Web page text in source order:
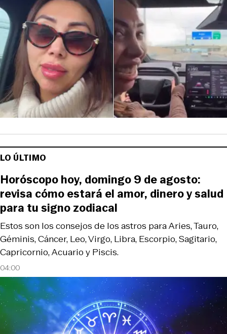
LO ÚLTIMO
04:00
Estos son los consejos de los astros para Aries, Tauro,
Géminis, Cáncer, Leo, Virgo, Libra, Escorpio, Sagitario,
Capricornio, Acuario y Piscis.
Horóscopo hoy, domingo 9 de agosto:
revisa cómo estará el amor, dinero y salud
para tu signo zodiacal